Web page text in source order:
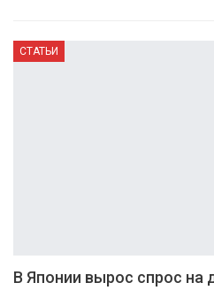
СТАТЬИ
В Японии вырос спрос на